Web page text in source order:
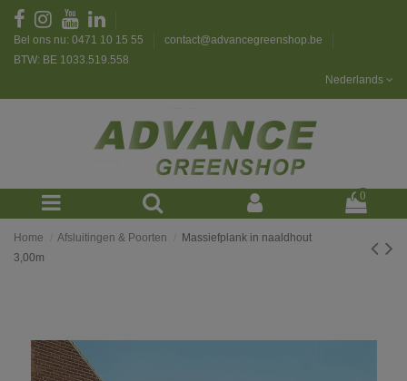
Bel ons nu: 0471 10 15 55
contact@advancegreenshop.be
BTW: BE 1033.519.558
Nederlands
0
Home Afsluitingen & Poorten
Massiefplank in naaldhout
3,00m